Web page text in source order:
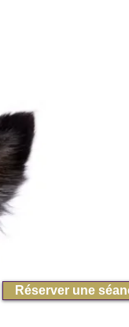
Réserver une